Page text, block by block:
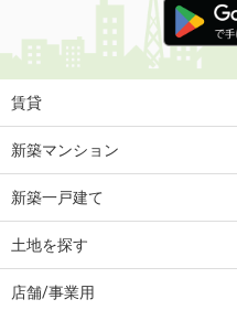
賃貸
新築マンション
新築一戸建て
土地を探す
店舗/事業用